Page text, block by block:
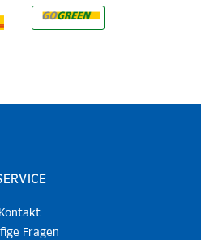
Kontakt
Fragen